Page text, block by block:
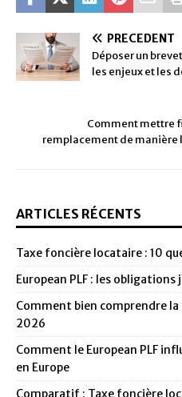
PRÉCÉDENT
Déposer un
les enjeux et les
Comment mettre
remplacement de manière
ARTICLES RÉCENTS
Taxe foncière locataire : 10
European PLF : les
Comment bien comprendre
2026
Comment le European PLF
en Europe
Comparatif : Taxe foncière